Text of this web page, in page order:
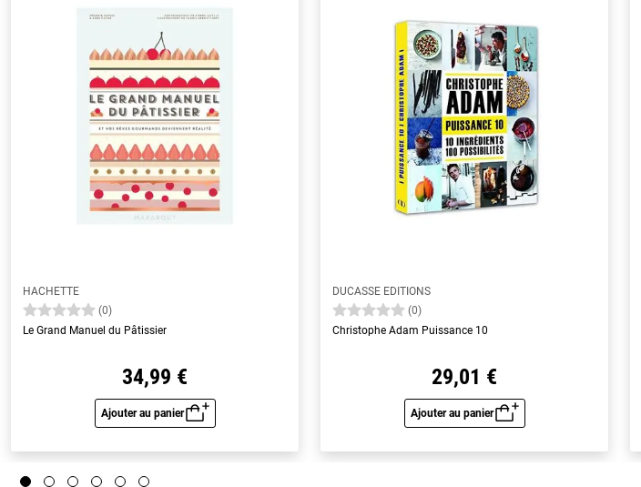
HACHETTE
(0)
Le Grand Manuel du Pâtissier
34,99 €
Ajouter au panier
Aperçu rapide
DUCASSE EDITIONS
(0)
Christophe Adam Puissance 10
29,01 €
Ajouter au panier
Aperçu rapide